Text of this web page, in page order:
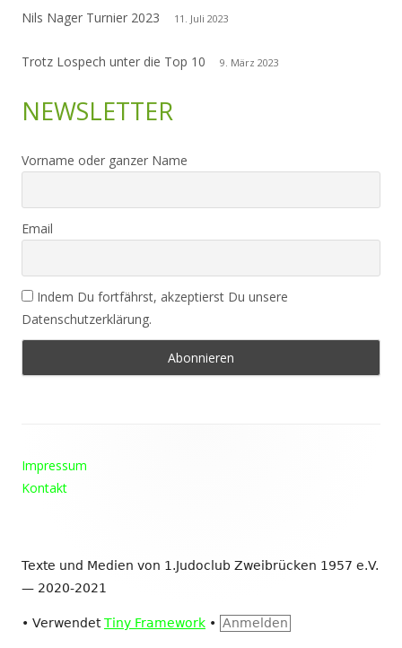
Nils Nager Turnier 2023 11. Juli 2023
Trotz Lospech unter die Top 10 9. März 2023
NEWSLETTER
Vorname oder ganzer Name
Email
Indem Du fortfährst, akzeptierst Du unsere
Datenschutzerklärung.
Inhalt
Impressum
Kontakt
Texte und Medien von 1.Judoclub Zweibrücken 1957 e.V.
— 2020-2021
• VerwendetTiny Framework • Anmelden